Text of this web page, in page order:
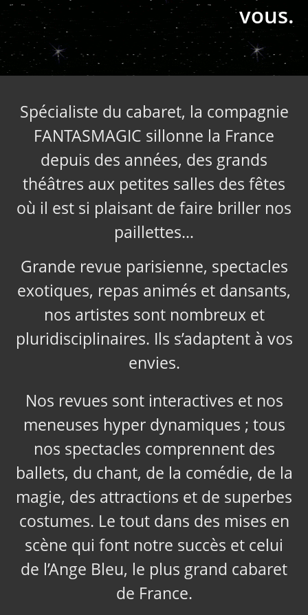
vous.
Spécialiste du cabaret, la compagnie
FANTASMAGIC sillonne la France
depuis des années, des grands
théâtres aux petites salles des fêtes
où il est si plaisant de faire briller nos
paillettes…
Grande revue parisienne, spectacles
exotiques, repas animés et dansants,
nos artistes sont nombreux et
pluridisciplinaires. Ils s’adaptent à vos
envies.
Nos revues sont interactives et nos
meneuses hyper dynamiques ; tous
nos spectacles comprennent des
ballets, du chant, de la comédie, de la
magie, des attractions et de superbes
costumes. Le tout dans des mises en
scène qui font notre succès et celui
de l’Ange Bleu, le plus grand cabaret
de France.